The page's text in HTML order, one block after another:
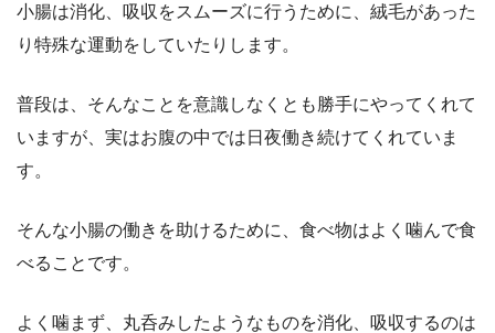
小腸は消化、吸収をスムーズに行うために、絨毛があった
り特殊な運動をしていたりします。
普段は、そんなことを意識しなくとも勝手にやってくれて
いますが、実はお腹の中では日夜働き続けてくれていま
す。
そんな小腸の働きを助けるために、食べ物はよく噛んで食
べることです。
よく噛まず、丸呑みしたようなものを消化、吸収するのは